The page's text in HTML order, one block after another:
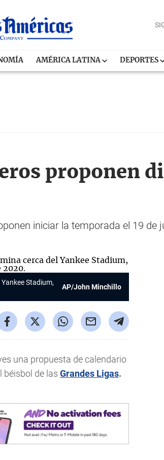
AMÉRICA LATINA DEPORTES
proponen
iniciar la temporada el 19 de
Stadium,
AP/John Minchillo
una propuesta de calendario
béisbol de las Grandes Ligas.